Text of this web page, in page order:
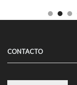
CONTACTO